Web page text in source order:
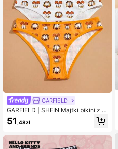
GARFIELD
GARFIELD | SHEIN Majtki bikini z n
adrukiem kreskówkowym i niskim s
tanem
51 ,48zł